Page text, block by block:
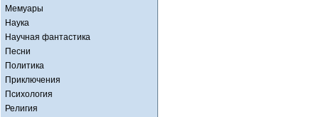
Мемуары
Наука
Научная фантастика
Песни
Политика
Приключения
Психология
Религия